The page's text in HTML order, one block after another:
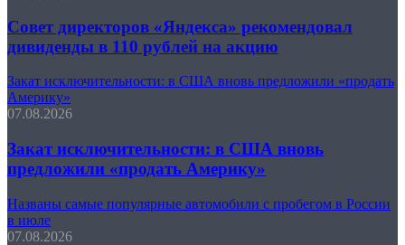
Совет директоров «Яндекса» рекомендовал
дивиденды в 110 рублей на акцию
Закат исключительности: в США вновь предложили «продать
Америку»
07.08.2026
Закат исключительности: в США вновь
предложили «продать Америку»
Названы самые популярные автомобили с пробегом в России
в июле
07.08.2026